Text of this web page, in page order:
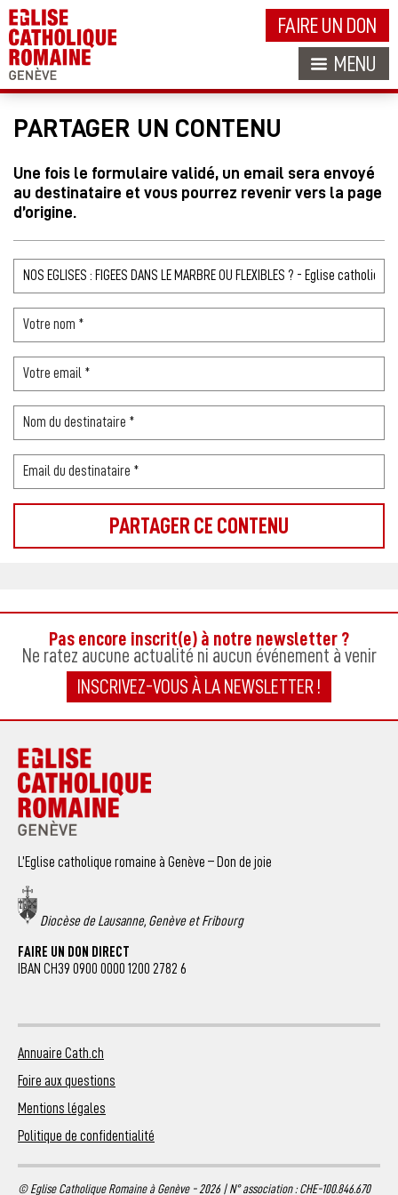
FAIRE UN DON
MENU
PARTAGER UN CONTENU
Une fois le formulaire validé, un email sera envoyé
au destinataire et vous pourrez revenir vers la page
d’origine.
Pas encore inscrit(e) à notre newsletter ?
Ne ratez aucune actualité ni aucun événement à venir
INSCRIVEZ-VOUS À LA NEWSLETTER !
L’Eglise catholique romaine à Genève – Don de joie
Diocèse de Lausanne, Genève et Fribourg
FAIRE UN DON DIRECT
IBAN CH39 0900 0000 1200 2782 6
Annuaire Cath.ch
Foire aux questions
Mentions légales
Politique de confidentialité
© Eglise Catholique Romaine à Genève - 2026 | N° association : CHE-100.846.670